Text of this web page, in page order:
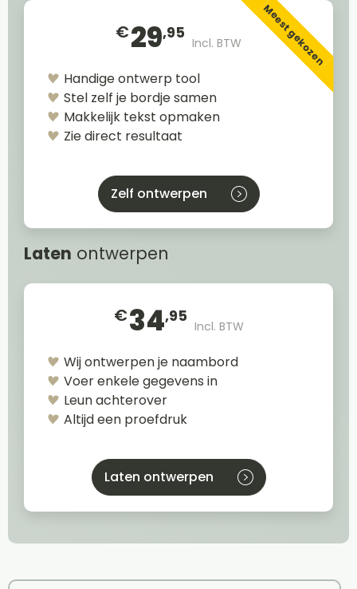
€29,95
Incl. BTW Meest gekozen
Handige ontwerp tool
Stel zelf je bordje samen
Makkelijk tekst opmaken
Zie direct resultaat
Zelf ontwerpen
Laten ontwerpen
€34,95
Incl. BTW
Wij ontwerpen je naambord
Voer enkele gegevens in
Leun achterover
Altijd een proefdruk
Laten ontwerpen